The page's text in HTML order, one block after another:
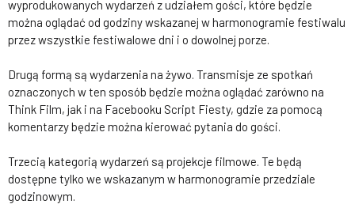
wyprodukowanych wydarzeń z udziałem gości, które będzie
można oglądać od godziny wskazanej w harmonogramie festiwalu
przez wszystkie festiwalowe dni i o dowolnej porze.
Drugą formą są wydarzenia na żywo. Transmisje ze spotkań
oznaczonych w ten sposób będzie można oglądać zarówno na
Think Film, jak i na Facebooku Script Fiesty, gdzie za pomocą
komentarzy będzie można kierować pytania do gości.
Trzecią kategorią wydarzeń są projekcje filmowe. Te będą
dostępne tylko we wskazanym w harmonogramie przedziale
godzinowym.